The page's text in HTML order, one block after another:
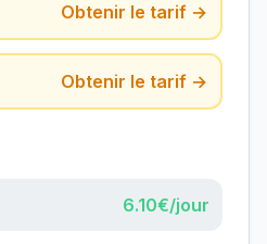
Obtenir le tarif →
Obtenir le tarif →
6.10€/jour